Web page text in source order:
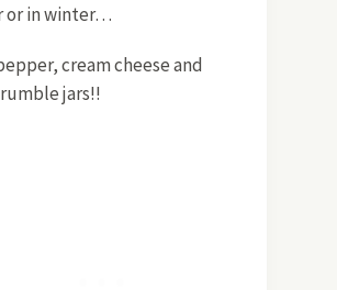
or in winter…
cream cheese and
jars!!